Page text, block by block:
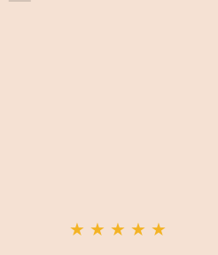
★
★
★
★
★